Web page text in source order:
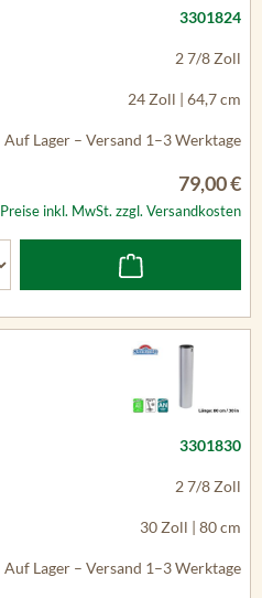
3301824
2 7/8 Zoll
24 Zoll | 64,7 cm
Auf Lager – Versand 1–3 Werktage
79,00 €
Preise inkl. MwSt. zzgl. Versandkosten
3301830
2 7/8 Zoll
30 Zoll | 80 cm
Auf Lager – Versand 1–3 Werktage